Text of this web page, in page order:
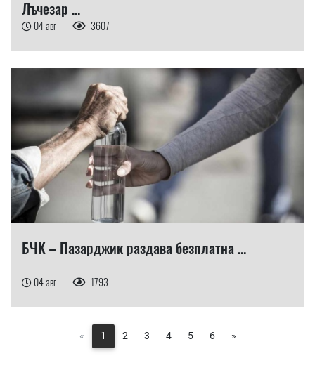
Лъчезар ...
04 авг 3607
БЧК – Пазарджик раздава безплатна ...
04 авг 1793
« 1 2 3 4 5 6 »